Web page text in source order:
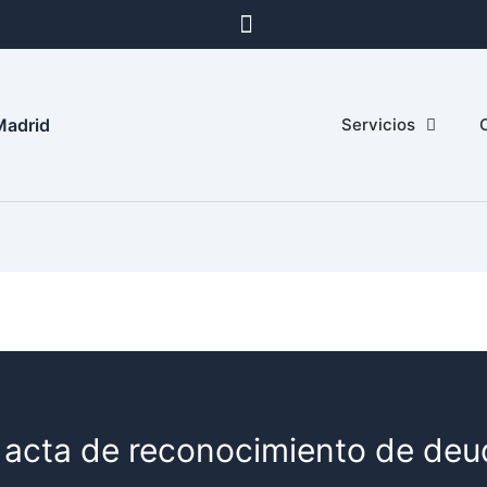
Servicios
acta de reconocimiento de